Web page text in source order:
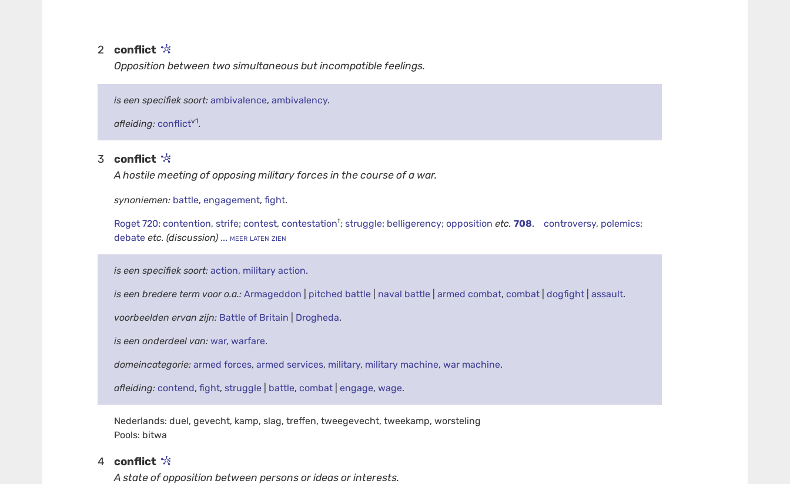
2 conflict
Opposition between two simultaneous but incompatible feelings.
is een specifiek soort:ambivalence,ambivalency.
afleiding:conflictv1.
3 conflict
A hostile meeting of opposing military forces in the course of a war.
synoniemen: battle,engagement,fight.
Roget 720: contention,strife;contest,contestation†;struggle; belligerency;oppositionetc. 708.controversy, polemics;
debateetc. (discussion) ... meer laten zien
is een specifiek soort:action, military action.
is een bredere term voor o.a.:Armageddon pitched battle naval battle |armed combat,combat |dogfight |assault.
voorbeelden ervan zijn: Battle of Britain Drogheda.
is een onderdeel van:war,warfare.
domeincategorie:armed forces,armed services, military, military machine,war machine.
afleiding:contend,fight,struggle battle,combat |engage,wage.
Nederlands: duel, gevecht, kamp, slag, treffen, tweegevecht, tweekamp, worsteling
Pools: bitwa
4 conflict
A state of opposition between persons or ideas or interests.